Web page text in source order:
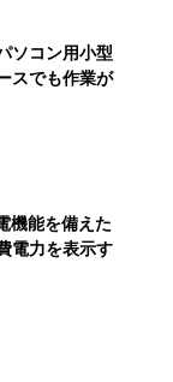
ソコン用小型
スでも作業が
機能を備えた
電力を表示す